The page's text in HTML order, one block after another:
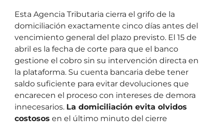
Esta Agencia Tributaria cierra el grifo de la
domiciliación exactamente cinco días antes del
vencimiento general del plazo previsto. El 15 de
abril es la fecha de corte para que el banco
gestione el cobro sin su intervención directa en
la plataforma. Su cuenta bancaria debe tener
saldo suficiente para evitar devoluciones que
encarecen el proceso con intereses de demora
innecesarios. La domiciliación evita olvidos
costosos en el último minuto del cierre